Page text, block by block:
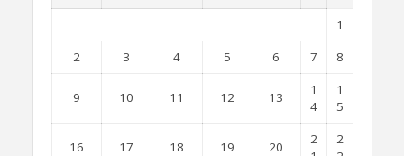
1
2
3 4 5 6 7 8
9 10 11 12 13
1
4
1
5
16 17 18 19 20
2
2